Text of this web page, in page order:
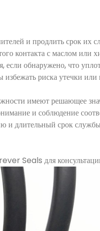
и продлить срок их
контакта с маслом или
если обнаружено, что
риска утечки или
имеют решающее
и соблюдение
и длительный срок
Seals для